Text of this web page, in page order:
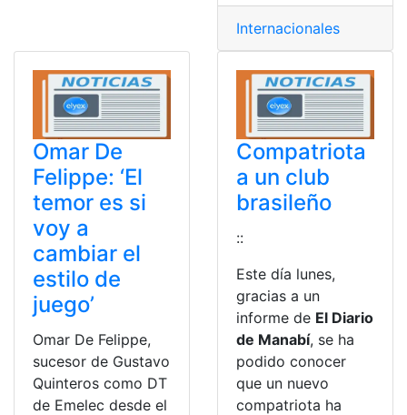
Internacionales
Omar De
Felippe: ‘El
temor es si
voy a
cambiar el
estilo de
juego’
Omar De Felippe,
sucesor de Gustavo
Quinteros como DT
de Emelec desde el
Compatriota
a un club
brasileño
::
Este día lunes,
gracias a un
informe de El Diario
de Manabí, se ha
podido conocer
que un nuevo
compatriota ha